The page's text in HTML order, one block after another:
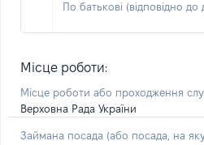
По батькові (відповідно
Місце роботи:
Місце роботи або проходження
Верховна Рада України
Займана посада (або посада, на